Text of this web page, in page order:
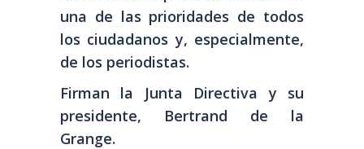
una de las prioridades de todos
los ciudadanos y, especialmente,
de los periodistas.
Firman la Junta Directiva y su
presidente, Bertrand de la
Grange.